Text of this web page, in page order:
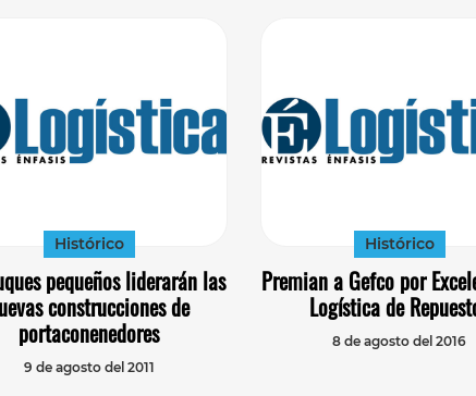
Histórico
pequeños liderarán las
construcciones de
portaconenedores
9 de agosto del 2011
Histórico
Premian a Gefco por
Logística de
8 de agosto del 2016